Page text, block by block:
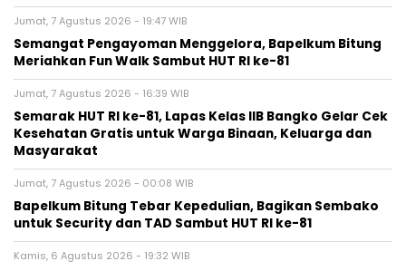
Jumat, 7 Agustus 2026 - 19:47 WIB
Semangat Pengayoman Menggelora, Bapelkum Bitung
Meriahkan Fun Walk Sambut HUT RI ke-81
Jumat, 7 Agustus 2026 - 16:39 WIB
Semarak HUT RI ke-81, Lapas Kelas IIB Bangko Gelar Cek
Kesehatan Gratis untuk Warga Binaan, Keluarga dan
Masyarakat
Jumat, 7 Agustus 2026 - 00:08 WIB
Bapelkum Bitung Tebar Kepedulian, Bagikan Sembako
untuk Security dan TAD Sambut HUT RI ke-81
Kamis, 6 Agustus 2026 - 19:32 WIB